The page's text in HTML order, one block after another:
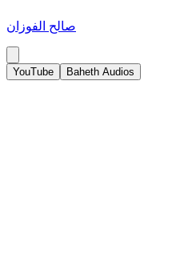
صالح الفوزان
YouTube Baheth Audios